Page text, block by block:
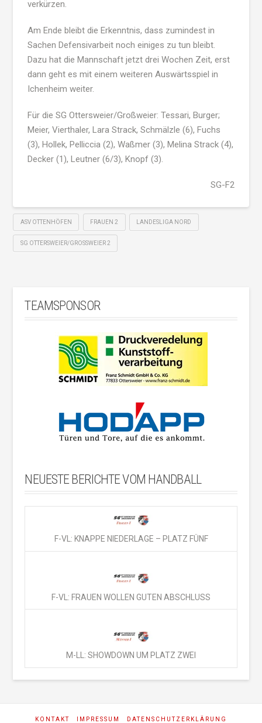
verkürzen.
Am Ende bleibt die Erkenntnis, dass zumindest in
Sachen Defensivarbeit noch einiges zu tun bleibt.
Dazu hat die Mannschaft jetzt drei Wochen Zeit, erst
dann geht es mit einem weiteren Auswärtsspiel in
Ichenheim weiter.
Für die SG Ottersweier/Großweier: Tessari, Burger;
Meier, Vierthaler, Lara Strack, Schmälzle (6), Fuchs
(3), Hollek, Pelliccia (2), Waßmer (3), Melina Strack (4),
Decker (1), Leutner (6/3), Knopf (3).
SG-F2
ASV OTTENHÖFEN FRAUEN 2 LANDESLIGA NORD
SG OTTERSWEIER/GROSSWEIER 2
TEAMSPONSOR
NEUESTE BERICHTE VOM HANDBALL
F-VL: KNAPPE NIEDERLAGE – PLATZ FÜNF
F-VL: FRAUEN WOLLEN GUTEN ABSCHLUSS
M-LL: SHOWDOWN UM PLATZ ZWEI
KONTAKT IMPRESSUM DATENSCHUTZERKLÄRUNG